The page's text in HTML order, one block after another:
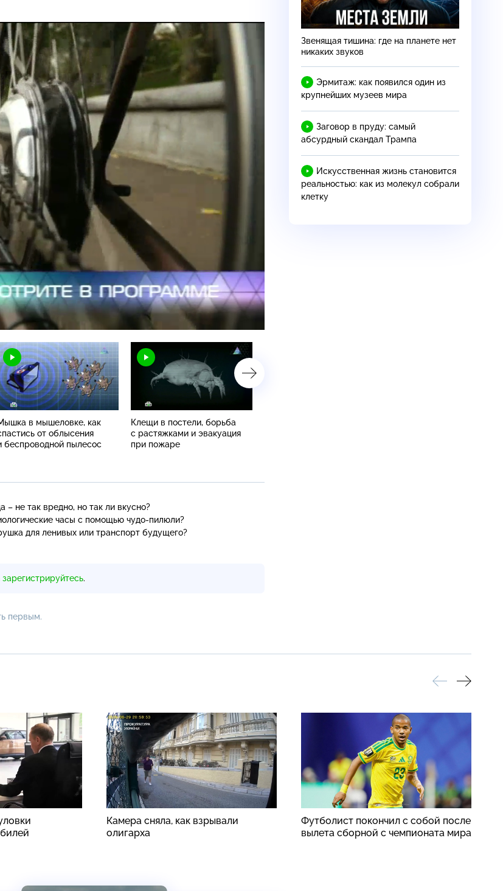
Настройки
в мышеловке, как
от облысения
беспроводной пылесос
Клещи в постели, борьба
с растяжками и эвакуация
при пожаре
не так вредно, но так ли вкусно?
часы с помощью чудо-пилюли?
для ленивых или транспорт будущего?
зарегистрируйтесь.
первым.
Звенящая тишина: где на планете нет
никаких звуков
Эрмитаж: как появился один из
крупнейших музеев мира
Заговор в пруду: самый
абсурдный скандал Трампа
Искусственная жизнь становится
реальностью: как из молекул собрали
клетку
Камера сняла, как взрывали
олигарха
Футболист покончил с собой после
вылета сборной с чемпионата мира